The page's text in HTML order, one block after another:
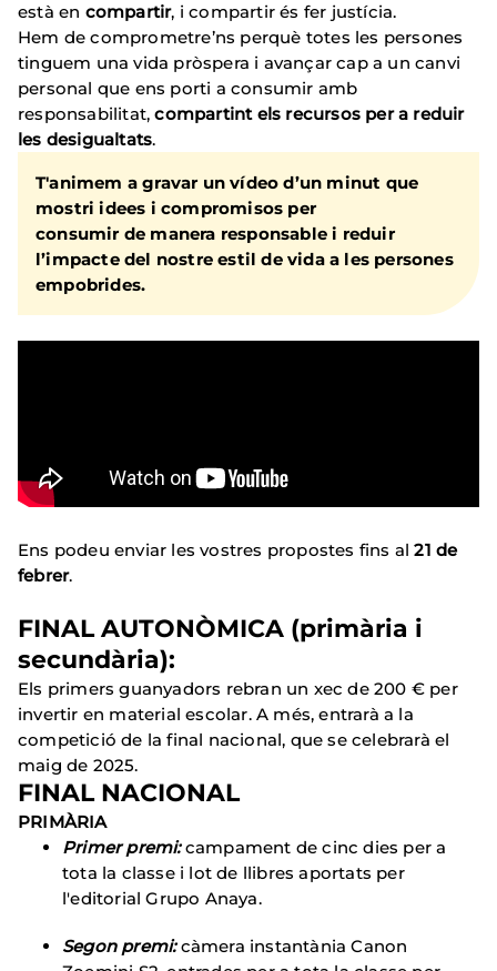
està en compartir, i compartir és fer justícia.
Hem de comprometre’ns perquè totes les persones
tinguem una vida pròspera i avançar cap a un canvi
personal que ens porti a consumir amb
responsabilitat,compartint els recursos per a reduir
les desigualtats.
T'animem a gravar un vídeo d’un minut que
mostri idees i compromisos per
consumir de manera responsable i reduir
l’impacte del nostre estil de vida a les persones
empobrides.
Ens podeu enviar les vostres propostes fins al 21 de
febrer.
FINAL AUTONÒMICA (primària i
secundària):
Els primers guanyadors rebran un xec de 200 € per
invertir en material escolar. A més, entrarà a la
competició de la final nacional, que se celebrarà el
maig de 2025.
FINAL NACIONAL
PRIMÀRIA
Primer premi: campament de cinc dies per a
tota la classe i lot de llibres aportats per
l'editorial Grupo Anaya.
Segon premi:càmera instantània Canon